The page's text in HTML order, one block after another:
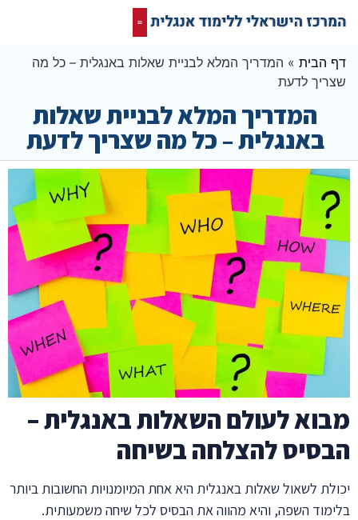
דף הבית » המדריך המלא לבניית שאלות באנגלית – כל מה
שצריך לדעת
המדריך המלא לבניית שאלות
באנגלית – כל מה שצריך לדעת
מבוא לעולם השאלות באנגלית –
הבסיס להצלחה בשיחה
יכולת לשאול שאלות באנגלית היא אחת המיומנויות החשובות ביותר
בלימוד השפה, והיא מהווה את הבסיס לכל שיחה משמעותית.